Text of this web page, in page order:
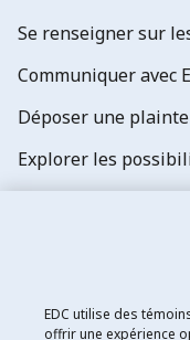
Se renseigner sur
Communiquer avec
Déposer une plainte
Explorer les
EDC utilise des
offrir une expérience